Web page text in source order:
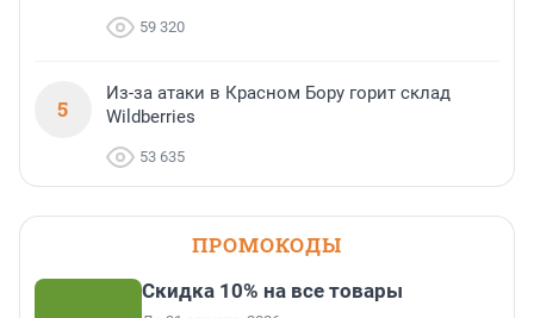
59 320
5
Из-за атаки в Красном Бору горит склад
Wildberries
53 635
ПРОМОКОДЫ
Скидка 10% на все товары